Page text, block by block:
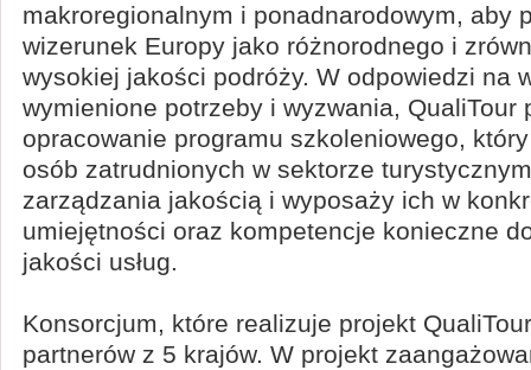
makroregionalnym i ponadnarodowym, aby
wizerunek Europy jako różnorodnego i
wysokiej jakości podróży. W odpowiedzi na
wymienione potrzeby i wyzwania, QualiTour
opracowanie programu szkoleniowego,
osób zatrudnionych w sektorze
zarządzania jakością i wyposaży ich w
umiejętności oraz kompetencje konieczne
jakości usług.
Konsorcjum, które realizuje projekt
partnerów z 5 krajów. W projekt